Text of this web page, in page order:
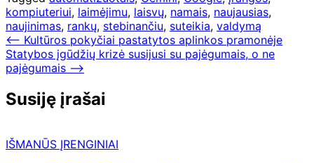
kompiuteriui, laimėjimu, laisvų, namais, naujausias,
naujinimas, rankų, stebinančiu, suteikia, valdymą
Navigacija
tarp
⟵ Kultūros pokyčiai pastatytos aplinkos pramonėje
Statybos įgūdžių krizė susijusi su pajėgumais, o ne
pajėgumais ⟶
Susiję įrašai
IŠMANŪS ĮRENGINIAI